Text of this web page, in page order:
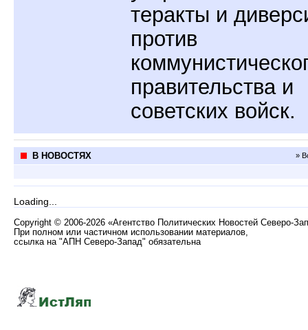
теракты и
против
правительства и
советских войск.
В НОВОСТЯХ »
Loading...
Copyright © 2006-2026 «Агентство Политических Новостей Северо-
При полном или частичном использовании материалов,
ссылка на "АПН Северо-Запад" обязательна